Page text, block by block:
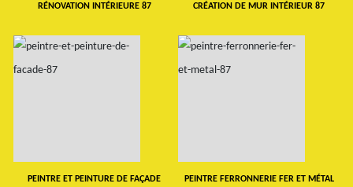
RÉNOVATION INTÉRIEURE 87 CRÉATION DE MUR INTÉRIEUR 87
PEINTRE ET PEINTURE DE FAÇADE PEINTRE FERRONNERIE FER ET MÉTAL